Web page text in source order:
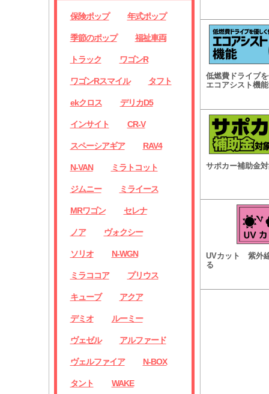
低燃費ドライブ
エコアシスト機能
サポカー補助金
UVカット 紫外
る
保険ポップ 年式ポップ
季節のポップ 福祉車両
トラック ワゴンR
ワゴンRスマイル タフト
ekクロス デリカD5
インサイト CR-V
スペーシアギア RAV4
N-VAN ミラトコット
ジムニー ミライース
MRワゴン セレナ
ノア ヴォクシー
ソリオ N-WGN
ミラココア プリウス
キューブ アクア
デミオ ルーミー
ヴェゼル アルファード
ヴェルファイア N-BOX
タント WAKE